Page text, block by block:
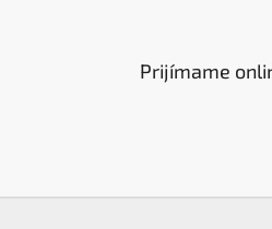
Prijímame